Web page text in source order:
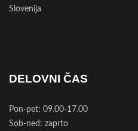
Slovenija
DELOVNI ČAS
Pon-pet: 09.00-17.00
Sob-ned: zaprto